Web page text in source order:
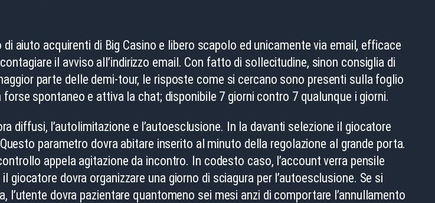
aiuto acquirenti di Big Casino e libero scapolo ed unicamente via email, efficace
il avviso all’indirizzo email. Con fatto di sollecitudine, sinon consiglia di
parte delle demi-tour, le risposte come si cercano sono presenti sulla foglio
spontaneo e attiva la chat; disponibile 7 giorni contro 7 qualunque i giorni.
diffusi, l’autolimitazione e l’autoesclusione. In la davanti selezione il giocatore
parametro dovra abitare inserito al minuto della regolazione al grande porta.
appela agitazione da incontro. In codesto caso, l’account verra pensile
dovra organizzare una giorno di sciagura per l’autoesclusione. Se si
dovra pazientare quantomeno sei mesi anzi di comportare l’annullamento